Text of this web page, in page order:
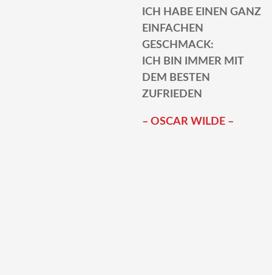
ICH HABE EINEN GANZ
EINFACHEN
GESCHMACK:
ICH BIN IMMER MIT
DEM BESTEN
ZUFRIEDEN
– OSCAR WILDE –